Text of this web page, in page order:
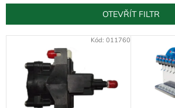
r
o
OTEVŘÍT FILTR
Kód: 011760